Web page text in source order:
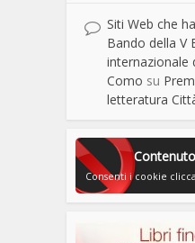
Siti Web che
Bando della V
internazionale
Como su
letteratura
Consenti i cookie